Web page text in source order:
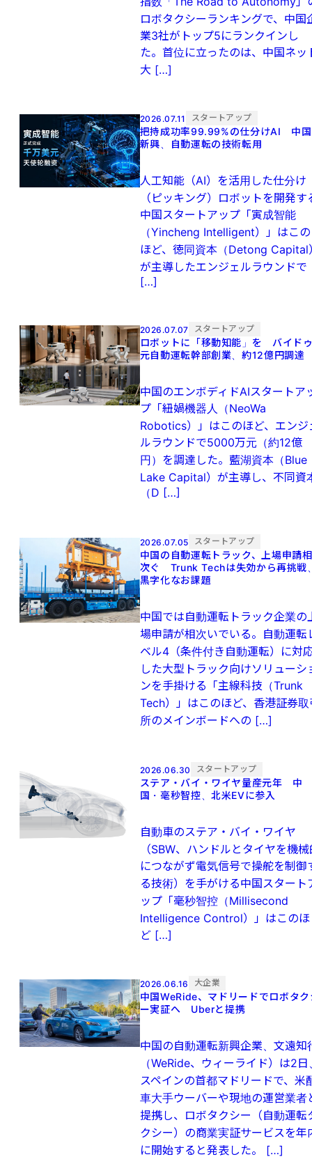
ロボタクシーランキングで、中国
業3社がトップ5にランクインし
た。首位に立ったのは、中国ネッ
大 […]
2026.07.11 スタートアップ
把持成功率99.99%の仕分けAI 中国
新興、自動運転の技術転用
人工知能（AI）を活用した仕分け
（ピッキング）ロボットを開発す
中国スタートアップ「寅成智能
（Yincheng Intelligent）」はこの
ほど、徳同資本（Detong Capital
が主導したエンジェルラウンドで
[…]
2026.07.07 スタートアップ
ロボットに「移動知能」を バイド
元自動運転幹部創業、約12億円調達
中国のエンボディドAIスタートア
プ「紐媧機器人（NeoWa
Robotics）」はこのほど、エンジ
ルラウンドで5000万元（約12億
円）を調達した。藍湖資本（Blue
Lake Capital）が主導し、不同資
（D […]
2026.07.05 スタートアップ
中国の自動運転トラック、上場申請相
次ぐ Trunk Techは失効から再挑戦
黒字化なお課題
中国では自動運転トラック企業の
場申請が相次いでいる。自動運転
ベル4（条件付き自動運転）に対
した大型トラック向けソリューシ
ンを手掛ける「主線科技（Trunk
Tech）」はこのほど、香港証券取
所のメインボードへの […]
2026.06.30 スタートアップ
ステア・バイ・ワイヤ量産元年 中
国・毫秒智控、北⽶EVに参⼊
自動車のステア・バイ・ワイヤ
（SBW、ハンドルとタイヤを機械
につながず電気信号で操舵を制御
る技術）を手がける中国スタート
ップ「毫秒智控（Millisecond
Intelligence Control）」はこのほ
ど […]
2026.06.16 大企業
中国WeRide、マドリードでロボタク
ー実証へ Uberと提携
中国の自動運転新興企業、文遠知
（WeRide、ウィーライド）は2日
スペインの首都マドリードで、米
車大手ウーバーや現地の運営業者
提携し、ロボタクシー（自動運転
クシー）の商業実証サービスを年
に開始すると発表した。 […]